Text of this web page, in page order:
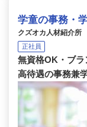
学童の事務・
クズオカ人材紹介所
正社員
無資格OK・ブ
高待遇の事務兼